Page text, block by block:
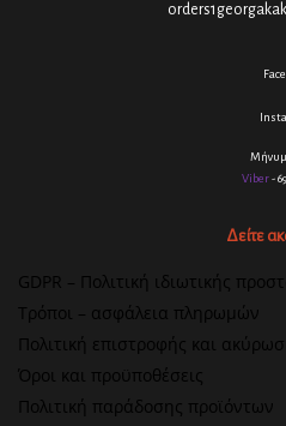
Viber-
Δείτε
GDPR – Πολιτική ιδιωτικής
Τρόποι – ασφάλεια πληρωμών
Πολιτική επιστροφής και
Όροι και προϋποθέσεις
Πολιτική παράδοσης προϊόντων